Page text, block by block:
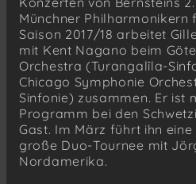
Münchner Philharmonikern
Saison 2017/18 arbeitet
mit Kent Nagano beim
Orchestra (Turangalîla-
Chicago Symphonie
Sinfonie) zusammen. Er ist
Programm bei den
Gast. Im März führt ihn eine
große Duo-Tournee mit
Nordamerika.